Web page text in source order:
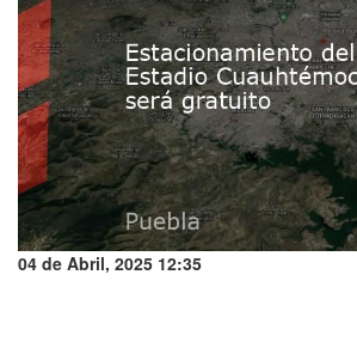
04 de Abril, 2025 12:35